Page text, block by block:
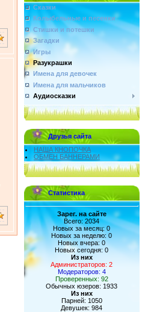
Сказки
Колыбельные и песенки
Стишки и потешки
Загадки
Игры
Разукрашки
Имена для девочек
Имена для мальчиков
Аудиосказки
Друзья сайта
НАША КНОПОЧКА
ОБМЕН БАННЕРАМИ
Статистика
Зарег. на сайте
Всего: 2034
Новых за месяц: 0
Новых за неделю: 0
Новых вчера: 0
Новых сегодня: 0
Из них
Администраторов: 2
Модераторов: 4
Проверенных: 92
Обычных юзеров: 1933
Из них
Парней: 1050
Девушек: 984